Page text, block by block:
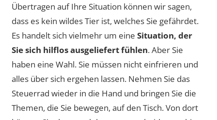
Übertragen auf Ihre Situation können wir sagen,
dass es kein wildes Tier ist, welches Sie gefährdet.
Es handelt sich vielmehr um eine Situation, der
Sie sich hilflos ausgeliefert fühlen. Aber Sie
haben eine Wahl. Sie müssen nicht einfrieren und
alles über sich ergehen lassen. Nehmen Sie das
Steuerrad wieder in die Hand und bringen Sie die
Themen, die Sie bewegen, auf den Tisch. Von dort